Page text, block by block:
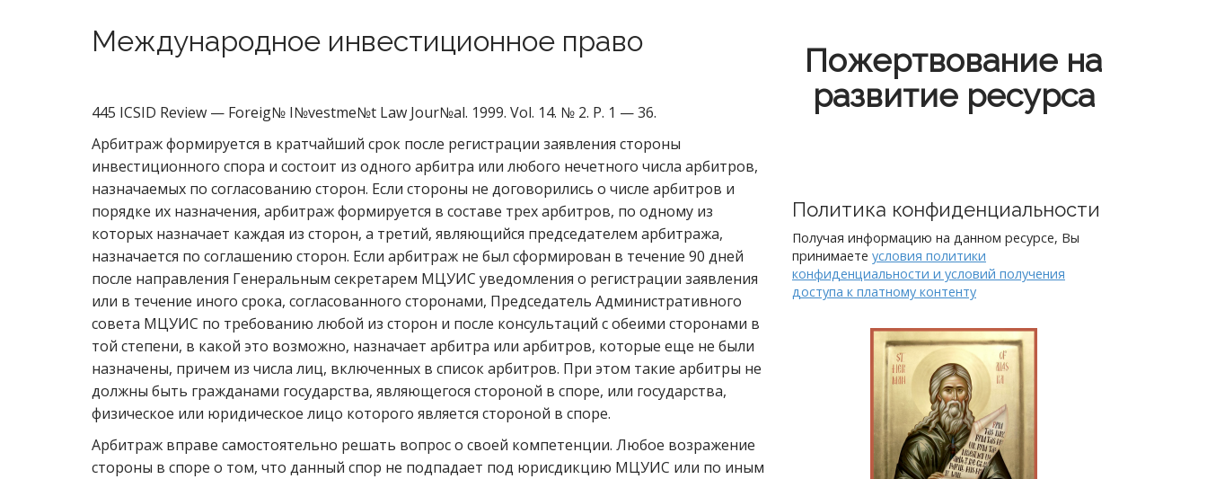
Международное инвестиционное право
445 ICSID Review — Foreig№ I№vestme№t Law Jour№al. 1999. Vol. 14. № 2. P. 1 — 36.
Арбитраж формируется в кратчайший срок после регистрации заявления стороны
инвестиционного спора и состоит из одного арбитра или любого нечетного числа арбитров,
назначаемых по согласованию сторон. Если стороны не договорились о числе арбитров и
порядке их назначения, арбитраж формируется в составе трех арбитров, по одному из
которых назначает каждая из сторон, а третий, являющийся председателем арбитража,
назначается по соглашению сторон. Если арбитраж не был сформирован в течение 90 дней
после направления Генеральным секретарем МЦУИС уведомления о регистрации заявления
или в течение иного срока, согласованного сторонами, Председатель Административного
совета МЦУИС по требованию любой из сторон и после консультаций с обеими сторонами в
той степени, в какой это возможно, назначает арбитра или арбитров, которые еще не были
назначены, причем из числа лиц, включенных в список арбитров. При этом такие арбитры не
должны быть гражданами государства, являющегося стороной в споре, или государства,
физическое или юридическое лицо которого является стороной в споре.
Арбитраж вправе самостоятельно решать вопрос о своей компетенции. Любое возражение
стороны в споре о том, что данный спор не подпадает под юрисдикцию МЦУИС или по иным
Пожертвование на
развитие ресурса
Политика конфиденциальности
Получая информацию на данном ресурсе, Вы
принимаете условия политики
конфиденциальности и условий получения
доступа к платному контенту